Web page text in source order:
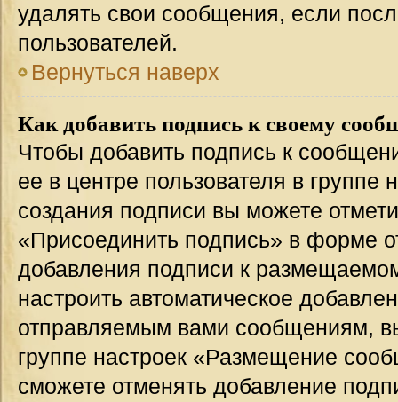
удалять свои сообщения, если
пользователей.
Вернуться наверх
Как добавить подпись к своему
Чтобы добавить подпись к
ее в центре пользователя в
создания подписи вы можете
«Присоединить подпись» в форме
добавления подписи к
настроить автоматическое
отправляемым вами сообщениям,
группе настроек «Размещение
сможете отменять добавление